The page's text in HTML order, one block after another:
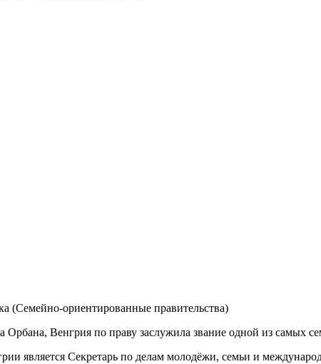
(Семейно-ориентированные правительства)
Венгрия по праву заслужила звание одной из самых
является Секретарь по делам молодёжи, семьи и